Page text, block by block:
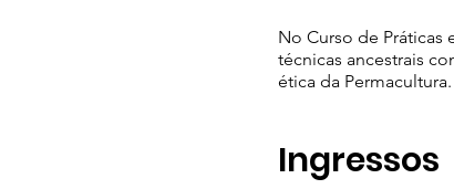
No Curso de
técnicas ancestrais
ética da Permacultura.
Vamos praticar
Ingressos